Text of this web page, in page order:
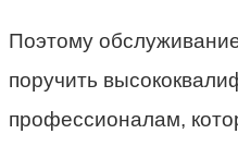
Поэтому
поручить
профессионалам,